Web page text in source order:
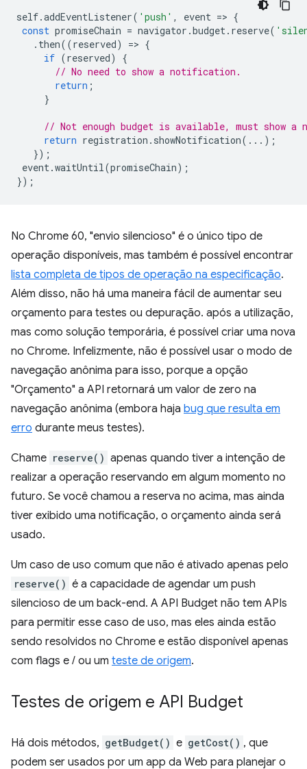
self.addEventListener( 'push' , event => {
const promiseChain = navigator .budget. reserve(
. then((reserved) => {
if (reserved)
{
// No need to show a notification.
return ;
}
// Not enough budget is available, must show
return registration . showNotification(...);
});
event.waitUntil(promiseChain);
});
No Chrome 60, "envio silencioso" é o único tipo de
operação disponíveis, mas também é possível encontrar
lista completa de tipos de operação na especificação.
Além disso, não há uma maneira fácil de aumentar seu
orçamento para testes ou depuração. após a utilização,
mas como solução temporária, é possível criar uma nova
no Chrome. Infelizmente, não é possível usar o modo de
navegação anônima para isso, porque a opção
"Orçamento" a API retornará um valor de zero na
navegação anônima (embora haja bug que resulta em
erro durante meus testes).
Chame reserve() apenas quando tiver a intenção de
realizar a operação reservando em algum momento no
futuro. Se você chamou a reserva no acima, mas ainda
tiver exibido uma notificação, o orçamento ainda será
usado.
Um caso de uso comum que não é ativado apenas pelo
reserve() é a capacidade de agendar um push
silencioso de um back-end. A API Budget não tem APIs
para permitir esse caso de uso, mas eles ainda estão
sendo resolvidos no Chrome e estão disponível apenas
com flags e / ou um teste de origem.
Testes de origem e API Budget
Há dois métodos, getBudget() e getCost() , que
podem ser usados por um app da Web para planejar o